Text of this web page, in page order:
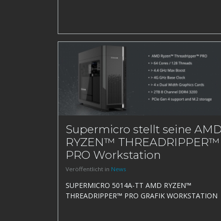
Supermicro stellt seine
RYZEN™ THREADRIPPER™
PRO Workstation
Veröffentlicht in News
SUPERMICRO 5014A-TT AMD RYZEN™
THREADRIPPER™ PRO GRAFIK WORKSTATION